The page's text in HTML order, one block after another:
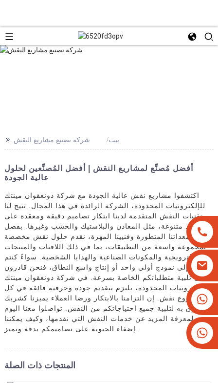
+8613825779334
+16266628193
>> بيت شركة تصنيع مشاريع النقش
أفضل مُصنِّع لمشاريع النقش | أفضل المُصنِّعين لحلول
عالية الجودة
اكتشفوا مشاريع نقش عالية الجودة مع شركة دونغقوان مينتك
للإلكترونيات المحدودة، الشركة الرائدة في هذا المجال. تتيح لنا
تقنيات النقش المتقدمة لدينا ابتكار تصاميم دقيقة ومعقدة على
مواد متنوعة، مثل المعادن والبلاستيك والخشب وغيرها. بفضل
معداتنا المتطورة وفنيينا المهرة، نقدم حلول نقش مخصصة
لمجموعة واسعة من التطبيقات، بما في ذلك اللافتات والمنتجات
الترويجية والمكونات الصناعية والهدايا الشخصية. سواءً كنتم
بحاجة إلى نموذج أولي واحد أو إنتاج واسع النطاق، فنحن قادرون
على تلبية متطلباتكم الخاصة بسرعة. في شركة دونغقوان مينتك
للإلكترونيات المحدودة، نلتزم بتقديم جودة وحرفية فائقة في كل
مشروع نقش. إن التزامنا بالابتكار ورضا العملاء يميزنا كشريك
موثوق به لتلبية جميع احتياجاتكم من النقش. تواصلوا معنا اليوم
لمعرفة المزيد عن خدمات النقش التي نقدمها، وكيف يمكننا
المنتجات ذات الصلة